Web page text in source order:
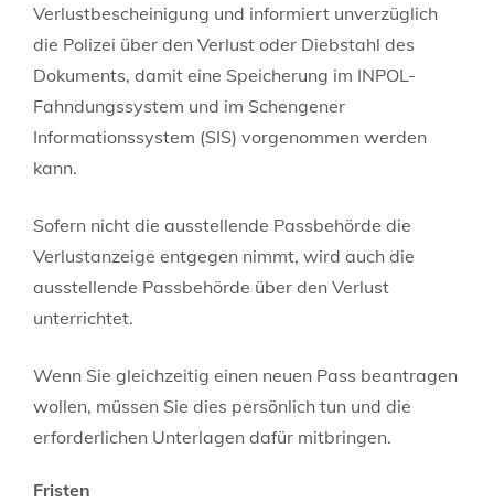
Verlustbescheinigung und informiert unverzüglich
die Polizei über den Verlust oder Diebstahl des
Dokuments, damit eine Speicherung im INPOL-
Fahndungssystem und im Schengener
Informationssystem (SIS) vorgenommen werden
kann.
Sofern nicht die ausstellende Passbehörde die
Verlustanzeige entgegen nimmt, wird auch die
ausstellende Passbehörde über den Verlust
unterrichtet.
Wenn Sie gleichzeitig einen neuen Pass beantragen
wollen, müssen Sie dies persönlich tun und die
erforderlichen Unterlagen dafür mitbringen.
Fristen